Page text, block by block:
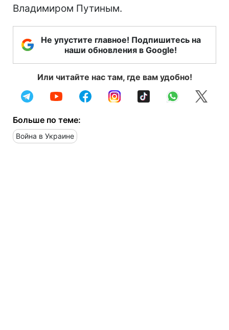
Владимиром Путиным.
Не упустите главное! Подпишитесь на
наши обновления в Google!
Или читайте нас там, где вам удобно!
Больше по теме:
Война в Украине